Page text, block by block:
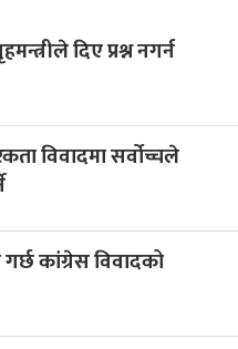
दिए प्रश्न नगर्न
विवादमा सर्वोच्चले
कांग्रेस विवादको